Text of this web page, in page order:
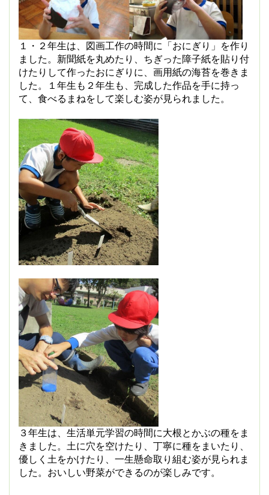
１・２年生は、図画工作の時間に「おにぎり」を作り
ました。新聞紙を丸めたり、ちぎった障子紙を貼り付
けたりして作ったおにぎりに、画用紙の海苔を巻きま
した。１年生も２年生も、完成した作品を手に持っ
て、食べるまねをして楽しむ姿が見られました。
３年生は、生活単元学習の時間に大根とかぶの種をま
きました。土に穴を空けたり、丁寧に種をまいたり、
優しく土をかけたり、一生懸命取り組む姿が見られま
した。おいしい野菜ができるのが楽しみです。